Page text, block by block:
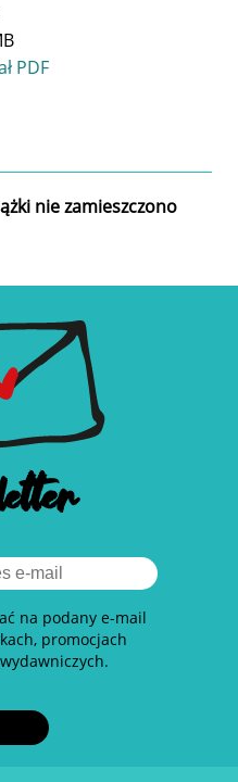
PDF
nie zamieszczono
na podany e-mail
promocjach